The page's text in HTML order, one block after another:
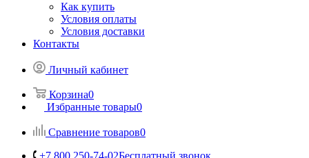
Как купить
Условия оплаты
Условия доставки
Контакты
Личный кабинет
Корзина0
Избранные товары0
Сравнение товаров0
+7 800 250-74-02Бесплатный звонок